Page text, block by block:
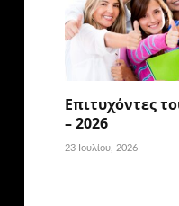
Επιτυχόντες
– 2026
23 Ιουλίου, 2026